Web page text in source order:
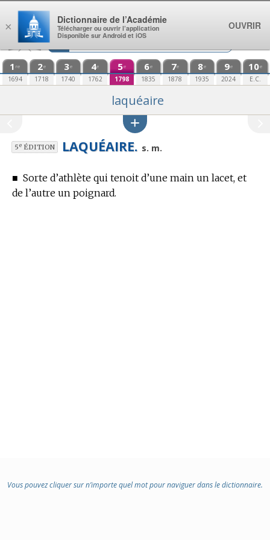
Aller au contenu
1 re
1694
2e
1718
3e
1740
4e
1762
5e
1798
6e
1835
7e
1878
8e
1935
9e
2024
10e
E.C.
laquéaire
5eÉDITION LAQUÉAIRE. s. m.
■ Sorte d’athlète qui tenoit d’une main un lacet, et
de l’autre un poignard.
Vous pouvez cliquer sur n’importe quel mot pour naviguer dans le dictionnaire.
×
Dictionnaire de l’Académie
Télécharger ou ouvrir l’application
Disponible sur Android et iOS
OUVRIR